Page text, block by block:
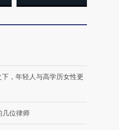
下，年轻人与高学历女性更
几位律师